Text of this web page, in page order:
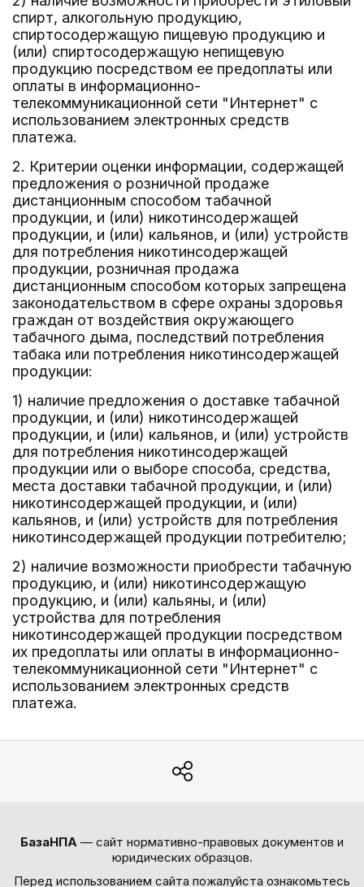
спирт, алкогольную продукцию,
спиртосодержащую пищевую продукцию и
(или) спиртосодержащую непищевую
продукцию посредством ее предоплаты или
оплаты в информационно-
телекоммуникационной сети "Интернет" с
использованием электронных средств
платежа.
2. Критерии оценки информации, содержащей
предложения о розничной продаже
дистанционным способом табачной
продукции, и (или) никотинсодержащей
продукции, и (или) кальянов, и (или) устройств
для потребления никотинсодержащей
продукции, розничная продажа
дистанционным способом которых запрещена
законодательством в сфере охраны здоровья
граждан от воздействия окружающего
табачного дыма, последствий потребления
табака или потребления никотинсодержащей
продукции:
1) наличие предложения о доставке табачной
продукции, и (или) никотинсодержащей
продукции, и (или) кальянов, и (или) устройств
для потребления никотинсодержащей
продукции или о выборе способа, средства,
места доставки табачной продукции, и (или)
никотинсодержащей продукции, и (или)
кальянов, и (или) устройств для потребления
никотинсодержащей продукции потребителю;
2) наличие возможности приобрести табачную
продукцию, и (или) никотинсодержащую
продукцию, и (или) кальяны, и (или)
устройства для потребления
никотинсодержащей продукции посредством
их предоплаты или оплаты в информационно-
телекоммуникационной сети "Интернет" с
использованием электронных средств
платежа.
БазаНПА — сайт нормативно-правовых документов и
юридических образцов.
Перед использованием сайта пожалуйста ознакомьтесь